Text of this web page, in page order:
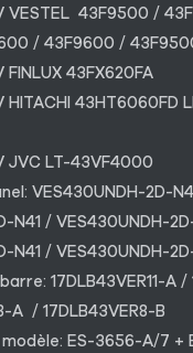
VESTEL 43F9500 /
/ 43F9600 /
43FX620FA
43HT6060FD
JVC LT-43VF4000
VES430UNDH-2D-
N41 / VES430UNDH-
N41 / VES430UNDH-
17DLB43VER11-A /
A / 17DLB43VER8-B
ES-3656-A/7 +